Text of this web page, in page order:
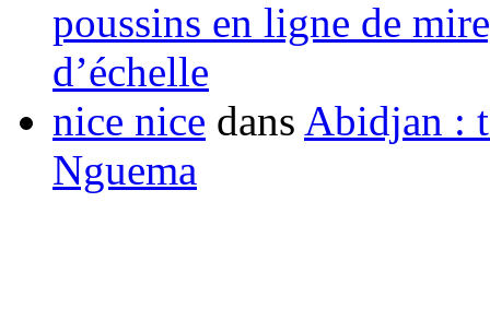
poussins en ligne de
d’échelle
nice nice dans Abidjan :
Nguema